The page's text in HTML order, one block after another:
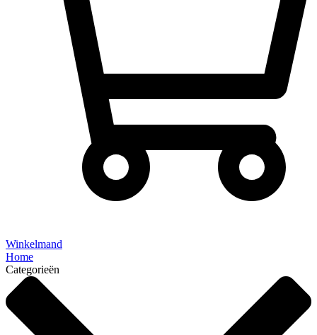
Winkelmand
Home
Categorieën